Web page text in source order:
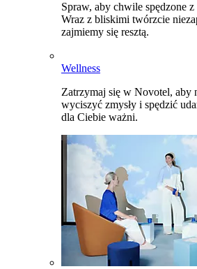
Spraw, aby chwile spędzone
Wraz z bliskimi twórzcie
zajmiemy się resztą.
Wellness
Zatrzymaj się w Novotel, aby
wyciszyć zmysły i spędzić
dla Ciebie ważni.